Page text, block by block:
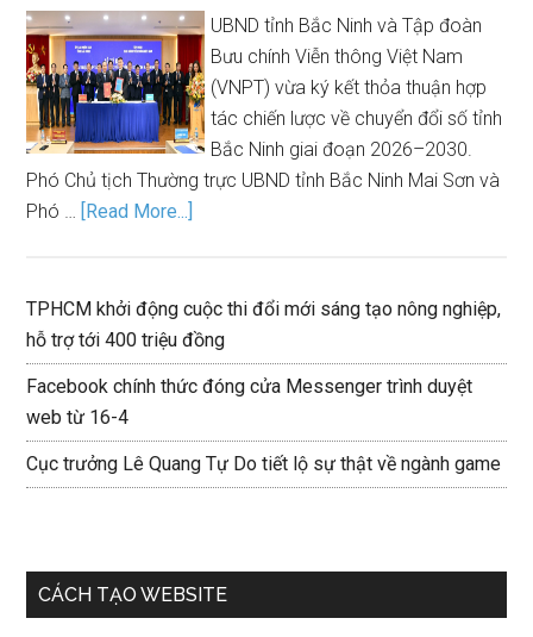
UBND tỉnh Bắc Ninh và Tập đoàn
Bưu chính Viễn thông Việt Nam
(VNPT) vừa ký kết thỏa thuận hợp
tác chiến lược về chuyển đổi số tỉnh
Bắc Ninh giai đoạn 2026–2030.
Phó Chủ tịch Thường trực UBND tỉnh Bắc Ninh Mai Sơn và
Phó … [Read More...]
TPHCM khởi động cuộc thi đổi mới sáng tạo nông nghiệp,
hỗ trợ tới 400 triệu đồng
Facebook chính thức đóng cửa Messenger trình duyệt
web từ 16-4
Cục trưởng Lê Quang Tự Do tiết lộ sự thật về ngành game
CÁCH TẠO WEBSITE